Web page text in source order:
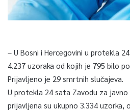
– U Bosni i Hercegovini u protekla
4.237 uzoraka od kojih je 795 bilo
Prijavljeno je 29 smrtnih slučajeva.
U protekla 24 sata Zavodu za javno
prijavljena su ukupno 3.334 uzorka,